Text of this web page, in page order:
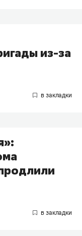
из-за